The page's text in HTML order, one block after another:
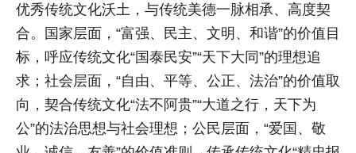
优秀传统文化沃土，与传统美德一脉相承、高度契
合。国家层面，“富强、民主、文明、和谐”的价值目
标，呼应传统文化“国泰民安”“天下大同”的理想追
求；社会层面，“自由、平等、公正、法治”的价值取
向，契合传统文化“法不阿贵”“大道之行，天下为
公”的法治思想与社会理想；公民层面，“爱国、敬